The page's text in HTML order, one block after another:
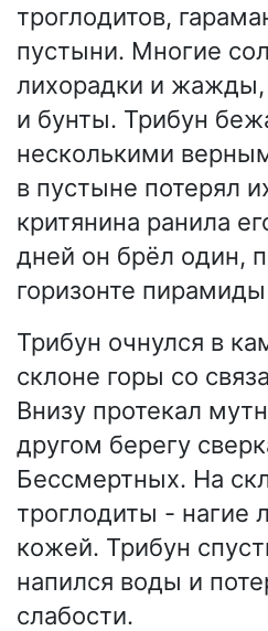
троглодитов,
пустыни. Многие
лихорадки и жажды,
и бунты. Трибун
несколькими
в пустыне потерял
критянина ранила
дней он брёл один,
горизонте
Трибун очнулся в
склоне горы со
Внизу протекал
другом берегу
Бессмертных. На
троглодиты - нагие
кожей. Трибун
напился воды и
слабости.